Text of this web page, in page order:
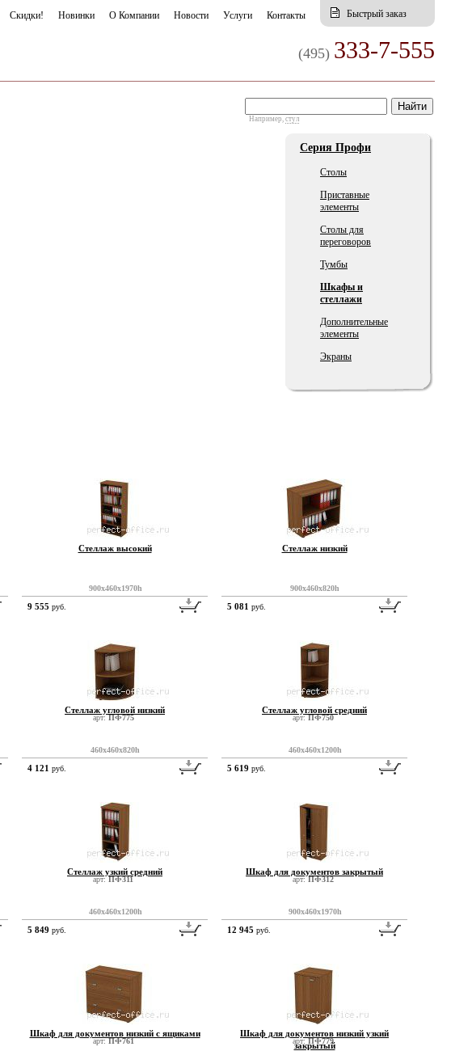
Скидки! Новинки О Компании Новости Услуги Контакты Быстрый заказ
(495) 333-7-555
Например, стул
Серия Профи
Столы
Приставные
элементы
Столы для
переговоров
Тумбы
Шкафы и
стеллажи
Дополнительные
элементы
Экраны
Стеллаж высокий
арт:ПФ775
900x460x1970h
9 555 руб.
Стеллаж низкий
арт:ПФ750
900x460x820h
5 081 руб.
Стеллаж угловой низкий
арт:ПФ311
460x460x820h
4 121 руб.
Стеллаж угловой средний
арт:ПФ312
460x460x1200h
5 619 руб.
Стеллаж узкий средний
арт:ПФ761
460x460x1200h
5 849 руб.
Шкаф для документов закрытый
арт:ПФ779
900x460x1970h
12 945 руб.
Шкаф для документов низкий с ящиками
Шкаф для документов низкий узкий
закрытый